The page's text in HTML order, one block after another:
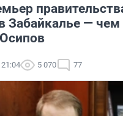
Забайкалье — чем
5 070 77